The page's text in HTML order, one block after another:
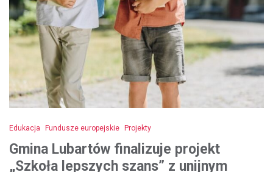
Edukacja Fundusze europejskie Projekty
Gmina Lubartów finalizuje projekt
„Szkoła lepszych szans” z unijnym